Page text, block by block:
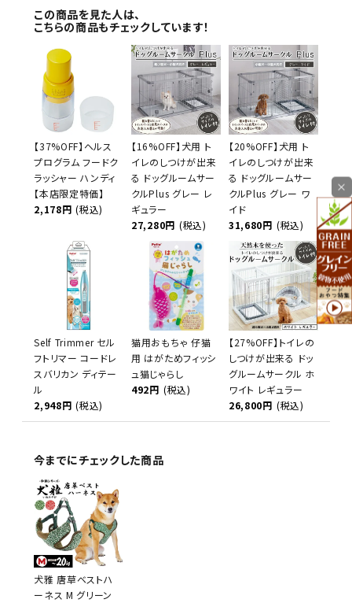
この商品を見た人は、
こちらの商品もチェックしています！
【37%OFF】ヘルス
プログラム フードク
ラッシャー ハンディ
【本店限定特価】
2,178円 (税込)
【16%OFF】犬用 ト
イレのしつけが出来
る ドッグルームサー
クルPlus グレー レ
ギュラー
27,280円 (税込)
【20%OFF】犬用 ト
イレのしつけが出来
る ドッグルームサー
クルPlus グレー ワ
イド
31,680円 (税込)
Self Trimmer セル
フトリマー コードレ
スバリカン ディテー
ル
2,948円 (税込)
猫用おもちゃ 仔猫
用 はがためフィッシ
ュ猫じゃらし
492円 (税込)
【27%OFF】トイレの
しつけが出来る ドッ
グルームサークル ホ
ワイト レギュラー
26,800円 (税込)
今までにチェックした商品
犬雅 唐草ベストハ
ーネス M グリーン
×